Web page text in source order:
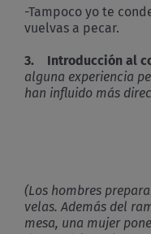
-Tampoco yo te
vuelvas a pecar.
3. Introducción al
alguna experiencia
han influido más
(Los hombres
velas. Además del
mesa, una mujer